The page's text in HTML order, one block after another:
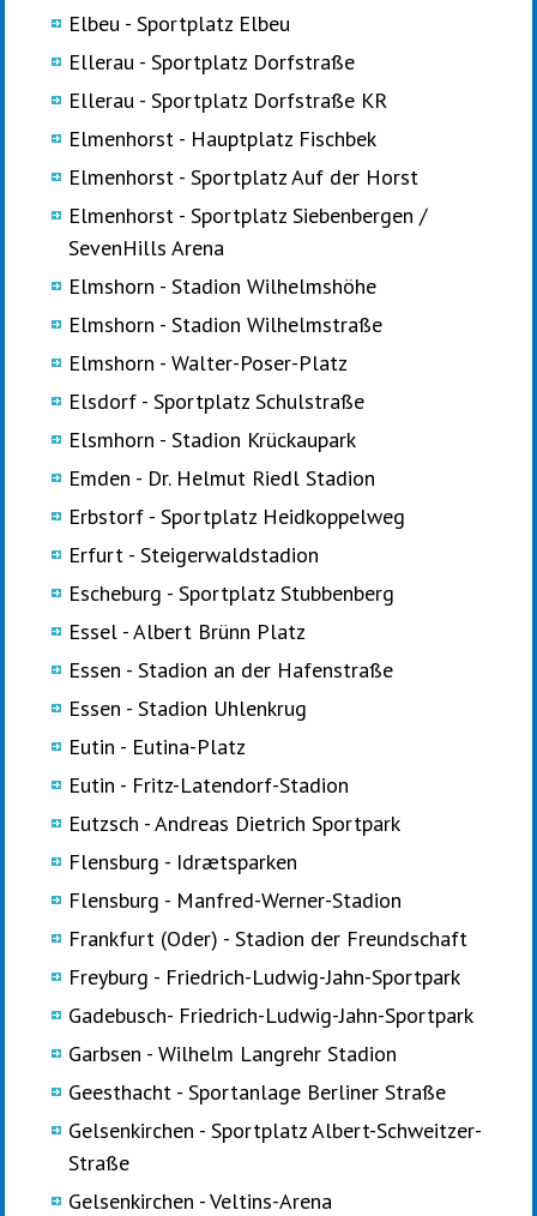
Elbeu - Sportplatz Elbeu
Ellerau - Sportplatz Dorfstraße
Ellerau - Sportplatz Dorfstraße KR
Elmenhorst - Hauptplatz Fischbek
Elmenhorst - Sportplatz Auf der Horst
Elmenhorst - Sportplatz Siebenbergen /
SevenHills Arena
Elmshorn - Stadion Wilhelmshöhe
Elmshorn - Stadion Wilhelmstraße
Elmshorn - Walter-Poser-Platz
Elsdorf - Sportplatz Schulstraße
Elsmhorn - Stadion Krückaupark
Emden - Dr. Helmut Riedl Stadion
Erbstorf - Sportplatz Heidkoppelweg
Erfurt - Steigerwaldstadion
Escheburg - Sportplatz Stubbenberg
Essel - Albert Brünn Platz
Essen - Stadion an der Hafenstraße
Essen - Stadion Uhlenkrug
Eutin - Eutina-Platz
Eutin - Fritz-Latendorf-Stadion
Eutzsch - Andreas Dietrich Sportpark
Flensburg - Idrætsparken
Flensburg - Manfred-Werner-Stadion
Frankfurt (Oder) - Stadion der Freundschaft
Freyburg - Friedrich-Ludwig-Jahn-Sportpark
Gadebusch- Friedrich-Ludwig-Jahn-Sportpark
Garbsen - Wilhelm Langrehr Stadion
Geesthacht - Sportanlage Berliner Straße
Gelsenkirchen - Sportplatz Albert-Schweitzer-
Straße
Gelsenkirchen - Veltins-Arena